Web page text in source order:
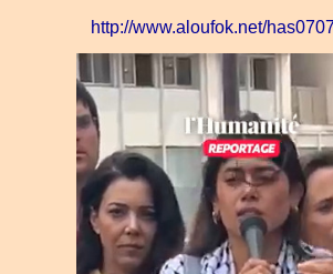
http://www.aloufok.net/